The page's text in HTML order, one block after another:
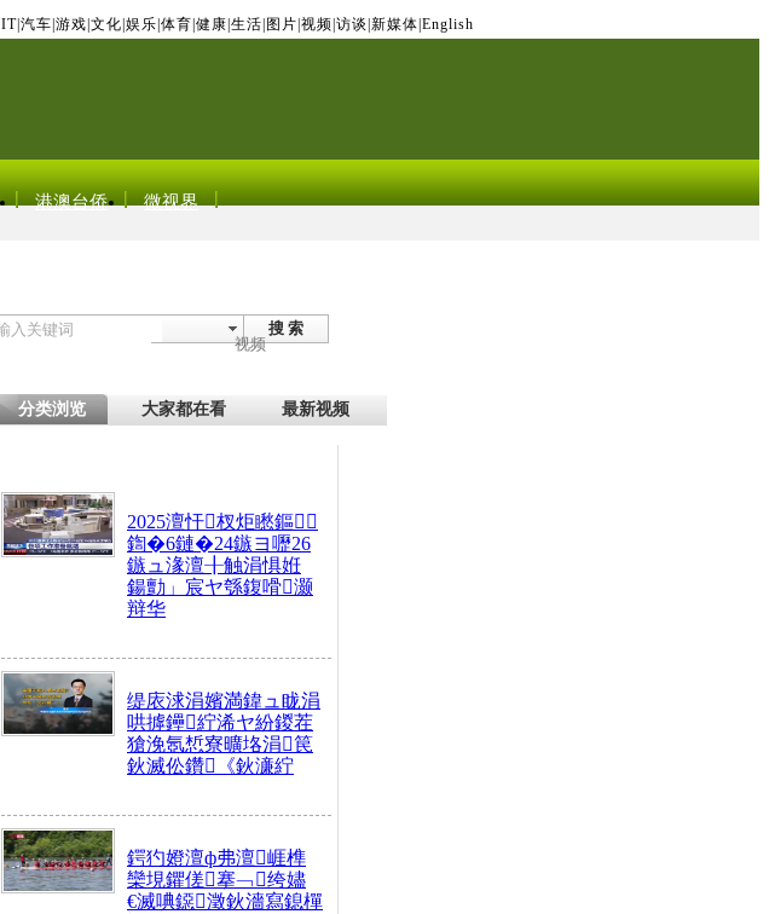
IT| 汽车 游戏 文化 娱乐 体育 健康 生活 图片 视频 访谈 新媒体 English
港澳台侨 微视界
搜 索
视频
分类浏览 大家都在看 最新视频
2025澶忓杈炬矁鏂
鍧�6鏈�24鏃ヨ嚦26
鏃ュ湪澶╂触涓惧姙
鍚勯」宸ヤ綔鍑嗗灏
辩华
缇庡浗涓嬪満鍏ュ眬涓
哄摢鑸紵浠ヤ紛鍐茬
獊浼氬惁寮曠垎涓笢
鈥滅伀鑽《鈥濓紵
鍔犳嬁澶ф弗澶崕榫
欒垷鑺傞搴﹁绔嬧
€滅唺鐚澂鈥濇寫鎴樿